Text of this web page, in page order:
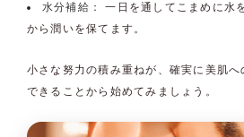
水分補給：
一日を通してこまめに水
から潤いを保てます。
小さな努力の積み重ねが、確実に美肌へ
できることから始めてみましょう。